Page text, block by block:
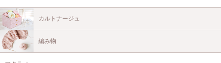
カルトナージュ
編み物